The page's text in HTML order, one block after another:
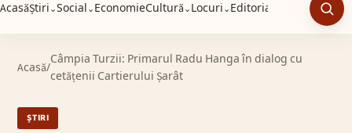
AcasăȘtiri ⌄Social ⌄ EconomieCultură ⌄ Locuri ⌄ Editorial
Acasă/
Câmpia Turzii: Primarul Radu Hanga în dialog cu
cetățenii Cartierului Șarât
ȘTIRI